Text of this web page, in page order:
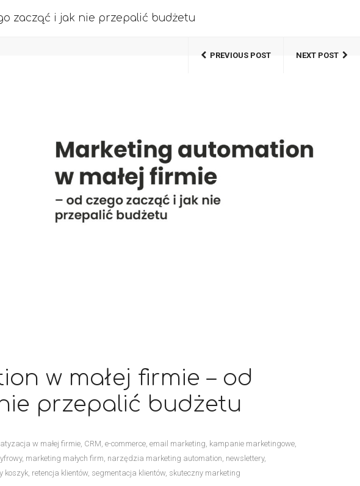
zacząć i jak nie przepalić budżetu
PREVIOUS POST NEXT POST
w małej firmie – od
przepalić budżetu
w małej firmie, CRM, e-commerce, email marketing, kampanie marketingowe,
, marketing małych firm, narzędzia marketing automation, newslettery,
koszyk, retencja klientów, segmentacja klientów, skuteczny marketing